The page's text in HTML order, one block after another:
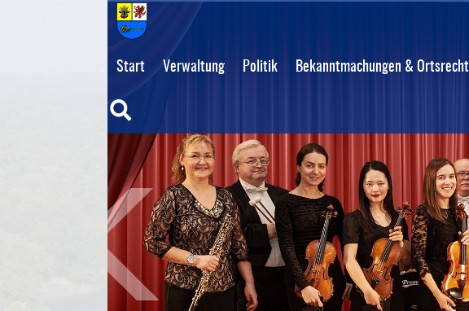
Start Verwaltung Politik Bekanntmachungen & Ortsrecht